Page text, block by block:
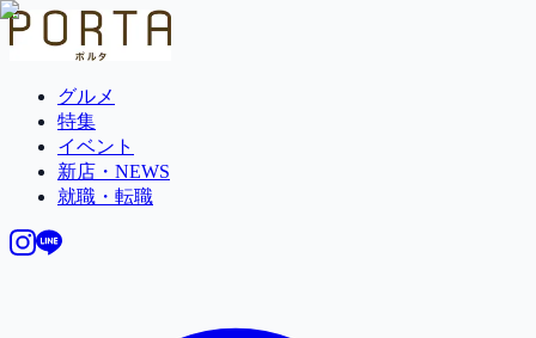
グルメ
特集
イベント
新店・NEWS
就職・転職